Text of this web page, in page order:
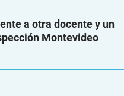
a otra docente y un
Montevideo